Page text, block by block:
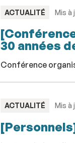
TYPE
ACTUALITÉ Mis à
30 années
Conférence
TYPE
ACTUALITÉ Mis à